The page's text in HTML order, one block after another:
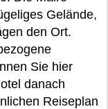
Gelände,
den Ort.
Sie hier
danach
Reiseplan